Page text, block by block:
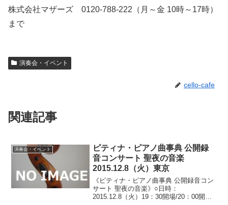
株式会社マザーズ 0120-788-222（月～金 10時～17時）
まで
演奏会・イベント
cello-cafe
関連記事
演奏会・イベント
ピティナ・ピアノ曲事典 公開録
音コンサート 聖夜の音楽
2015.12.8（火）東京
《ピティナ・ピアノ曲事典 公開録音コン
サート 聖夜の音楽》○日時：
2015.12.8（火）19：30開場/20：00開演○